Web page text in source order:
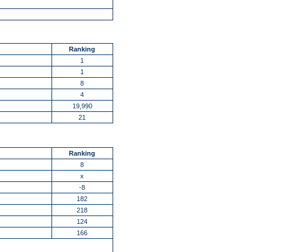
Ranking
1
1
8
4
19,990
21
Ranking
8
x
-8
182
218
124
166